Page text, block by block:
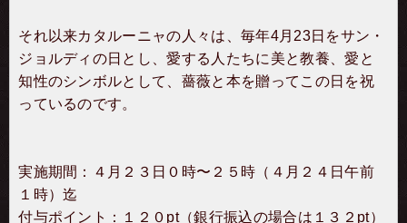
それ以来カタルーニャの人々は、毎年4月23日をサン・
ジョルディの日とし、愛する人たちに美と教養、愛と
知性のシンボルとして、薔薇と本を贈ってこの日を祝
っているのです。
実施期間：４月２３日０時〜２５時（４月２４日午前
１時）迄
付与ポイント：１２０pt（銀行振込の場合は１３２pt）